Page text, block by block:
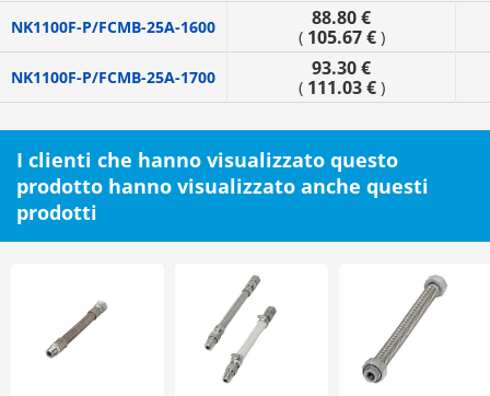
NK1100F-P/FCMB-25A-1600 88.80 €
( 105.67 €)
NK1100F-P/FCMB-25A-1700 93.30 €
( 111.03 €)
I clienti che hanno visualizzato questo
prodotto hanno visualizzato anche questi
prodotti